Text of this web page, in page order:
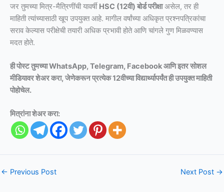
जर तुमच्या मित्र-मैत्रिणींची यावर्षी HSC (12वी) बोर्ड परीक्षाअसेल, तर ही
माहिती त्यांच्यासाठी खूप उपयुक्त आहे. मागील वर्षांच्या अधिकृत प्रश्नपत्रिकांचा
सराव केल्यास परीक्षेची तयारी अधिक प्रभावी होते आणि चांगले गुण मिळवण्यास
मदत होते.
ही पोस्ट तुमच्या WhatsApp, Telegram, Facebook आणि इतर सोशल
मीडियावर शेअर करा, जेणेकरून प्रत्येक 12वीच्या विद्यार्थ्यापर्यंत ही उपयुक्त माहिती
पोहोचेल.
मित्रांना शेअर करा:
← Previous Post Next Post →